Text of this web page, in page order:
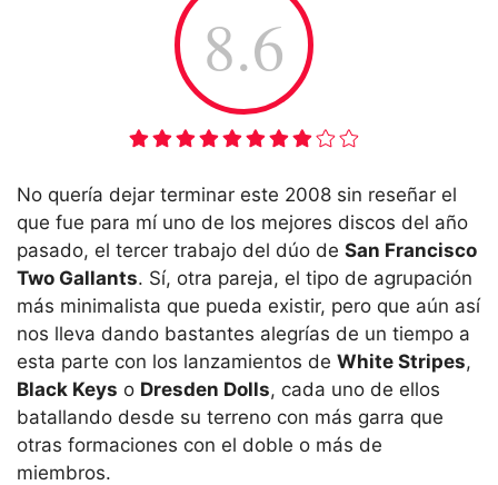
8.6
No quería dejar terminar este 2008 sin reseñar el
que fue para mí uno de los mejores discos del año
pasado, el tercer trabajo del dúo de San Francisco
Two Gallants. Sí, otra pareja, el tipo de agrupación
más minimalista que pueda existir, pero que aún así
nos lleva dando bastantes alegrías de un tiempo a
esta parte con los lanzamientos de White Stripes,
Black Keys o Dresden Dolls, cada uno de ellos
batallando desde su terreno con más garra que
otras formaciones con el doble o más de
miembros.